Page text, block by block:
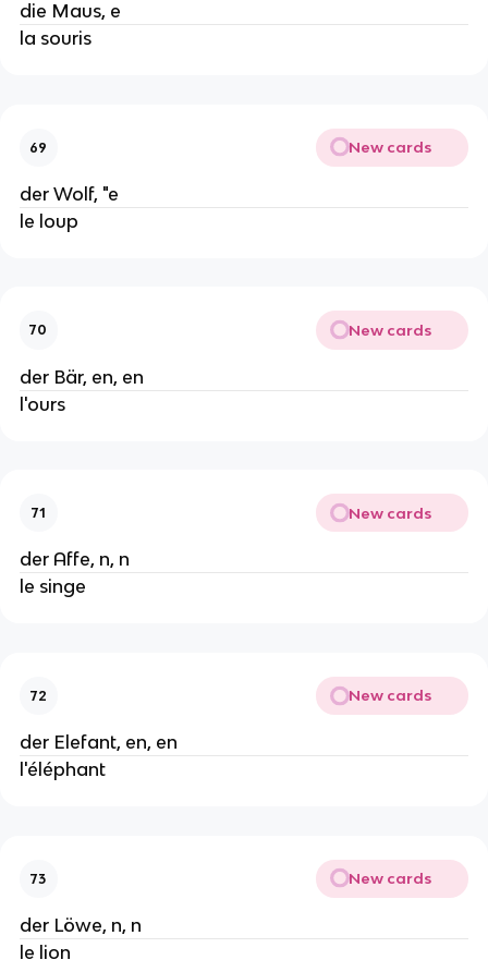
die Maus, e
la souris
69 New cards
der Wolf, "e
le loup
70 New cards
der Bär, en, en
l'ours
71 New cards
der Affe, n, n
le singe
72 New cards
der Elefant, en, en
l'éléphant
73 New cards
der Löwe, n, n
le lion